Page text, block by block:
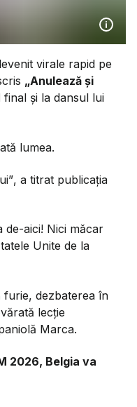
virale rapid pe
„Anulează și
și la dansul lui
lumea.
, a titrat publicația
de-aici! Nici măcar
Unite de la
furie, dezbaterea în
lecţie
Marca.
2026, Belgia va